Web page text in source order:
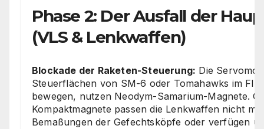
Phase 2: Der Ausfall der
(VLS & Lenkwaffen)
Blockade der Raketen-Steuerung: Die
Steuerflächen von SM-6 oder Tomahawks im
bewegen, nutzen Neodym-Samarium-Magnete.
Kompaktmagnete passen die Lenkwaffen nicht
Bemaßungen der Gefechtsköpfe oder verfügen